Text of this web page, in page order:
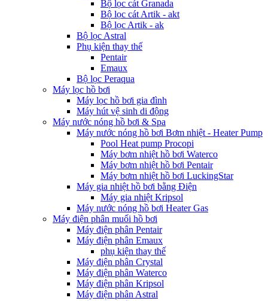
Bộ lọc cát Granada
Bộ lọc cát Artik - akt
Bộ lọc Artik - ak
Bộ lọc Astral
Phụ kiện thay thế
Pentair
Emaux
Bộ lọc Peraqua
Máy lọc hồ bơi
Máy lọc hồ bơi gia đình
Máy hút vệ sinh di động
Máy nước nóng hồ bơi & Spa
Máy nước nóng hồ bơi Bơm nhiệt - Heater Pump
Pool Heat pump Procopi
Máy bơm nhiệt hồ bơi Waterco
Máy bơm nhiệt hồ bơi Pentair
Máy bơm nhiệt hồ bơi LuckingStar
Máy gia nhiệt hồ bơi bằng Điện
Máy gia nhiệt Kripsol
Máy nước nóng hồ bơi Heater Gas
Máy điện phân muối hồ bơi
Máy điện phân Pentair
Máy điện phân Emaux
phụ kiện thay thế
Máy điện phân Crystal
Máy điện phân Waterco
Máy điện phân Kripsol
Máy điện phân Astral